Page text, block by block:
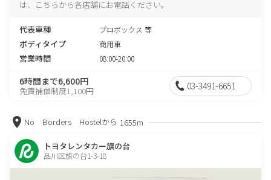
は、こちらから各店舗にお電話ください。
代表車種 プロボックス 等
ボディタイプ 商用車
営業時間 08:00-20:00
6時間まで6,600円
免責補償制度1,100円 03-3491-6651
No Borders Hostelから 1655m
トヨタレンタカー旗の台
品川区旗の台1-3-18